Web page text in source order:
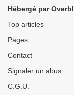
Hébergé par
Top articles
Pages
Contact
Signaler un abus
C.G.U.